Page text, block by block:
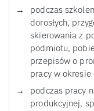
podczas
dorosłych,
skierowania z
podmiotu,
przepisów o
pracy w
podczas pracy
produkcyjnej,